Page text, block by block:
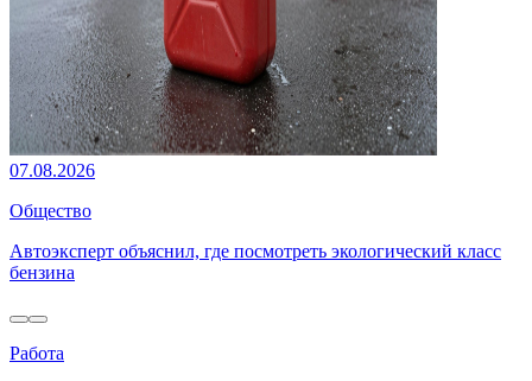
07.08.2026
Общество
Автоэксперт объяснил, где посмотреть экологический класс
бензина
Работа